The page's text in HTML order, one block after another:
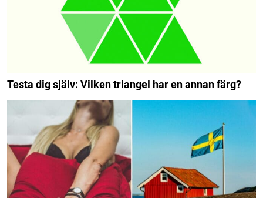
Testa dig själv: Vilken triangel har en annan färg?